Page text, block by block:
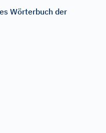
Wörterbuch der